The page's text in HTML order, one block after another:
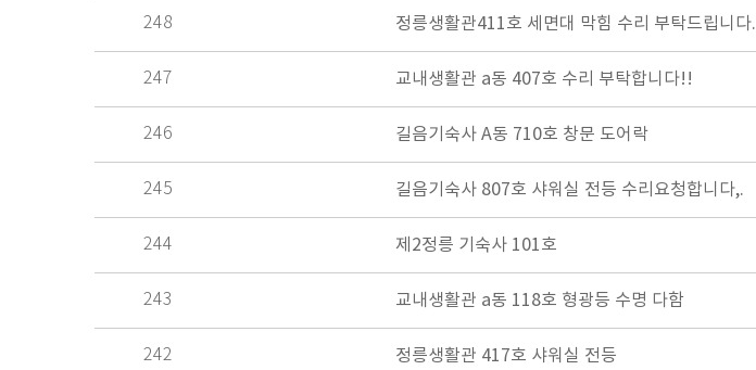
248 정릉생활관411호 세면대 막힘 수리 부탁드립니다.
247 교내생활관 a동 407호 수리 부탁합니다!!
246 길음기숙사 A동 710호 창문 도어락
245 길음기숙사 807호 샤워실 전등 수리요청합니다,.
244 제2정릉 기숙사 101호
243 교내생활관 a동 118호 형광등 수명 다함
242 정릉생활관 417호 샤워실 전등